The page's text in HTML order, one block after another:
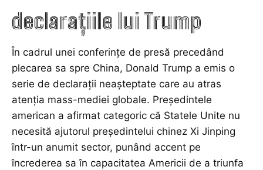
declarațiile lui Trump
În cadrul unei conferințe de presă precedând
plecarea sa spre China, Donald Trump a emis o
serie de declarații neașteptate care au atras
atenția mass-mediei globale. Președintele
american a afirmat categoric că Statele Unite nu
necesită ajutorul președintelui chinez Xi Jinping
într-un anumit sector, punând accent pe
încrederea sa în capacitatea Americii de a triunfa